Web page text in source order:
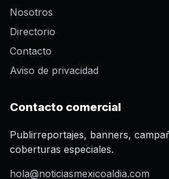
Nosotros
Directorio
Contacto
Aviso de privacidad
Contacto comercial
Publirreportajes, banners,
coberturas especiales.
hola@noticiasmexicoaldia.com